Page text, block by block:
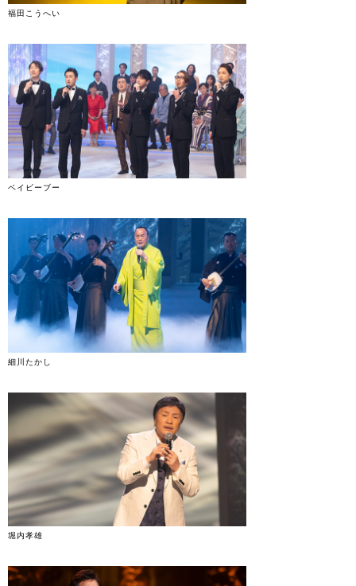
福田こうへい
ベイビーブー
細川たかし
堀内孝雄